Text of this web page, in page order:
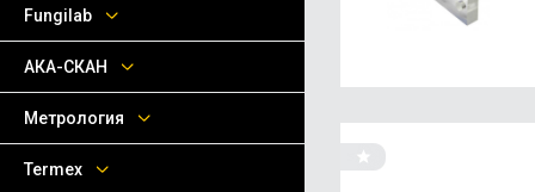
Fungilab
АКА-СКАН
Метрология
Termex